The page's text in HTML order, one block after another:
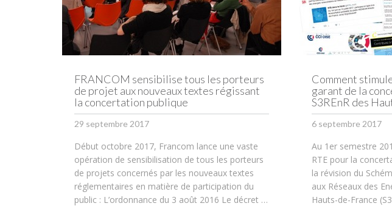
FRANCOM sensibilise tous les porteurs
de projet aux nouveaux textes régissant
la concertation publique
29 septembre 2017
Début octobre 2017, Francom lance une vaste
opération de sensibilisation de tous les porteurs
de projets concernés par les nouveaux textes
réglementaires en matière de participation du
public : L’ordonnance du 3 août 2016 Le décret …
Comment
garant de la
S3REnR des
6 septembre 2017
Au 1er semestre
RTE pour la
la révision du
aux Réseaux des
Hauts-de-France